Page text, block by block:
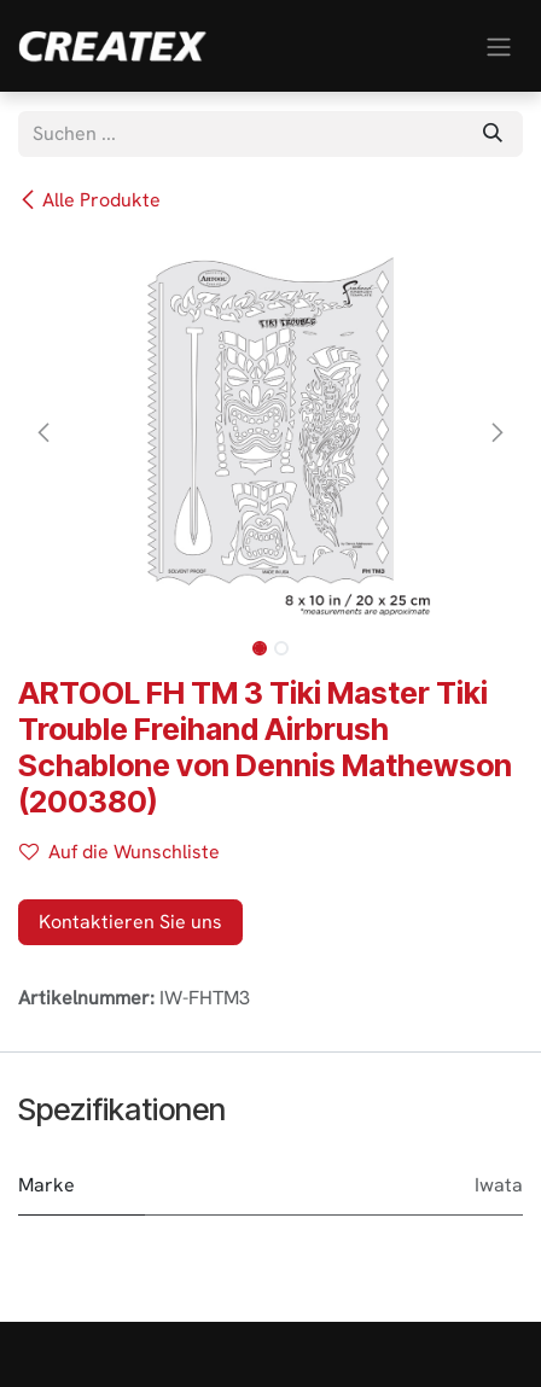
Alle Produkte
ARTOOL FH TM 3 Tiki Master Tiki
Trouble Freihand Airbrush
Schablone von Dennis Mathewson
(200380)
Auf die Wunschliste
Kontaktieren Sie uns
Artikelnummer: IW-FHTM3
Spezifikationen
Marke Iwata